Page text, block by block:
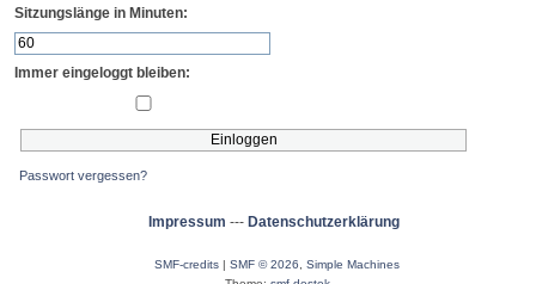
Sitzungslänge in Minuten:
Immer eingeloggt bleiben:
Passwort vergessen?
Impressum --- Datenschutzerklärung
SMF-credits | SMF © 2026
Simple Machines